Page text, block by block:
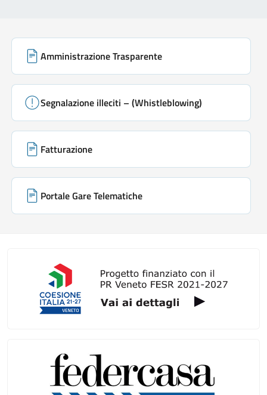
Link di servizio
Amministrazione Trasparente
Segnalazione illeciti – (Whistleblowing)
Fatturazione
Portale Gare Telematiche
Galleria link rapidi